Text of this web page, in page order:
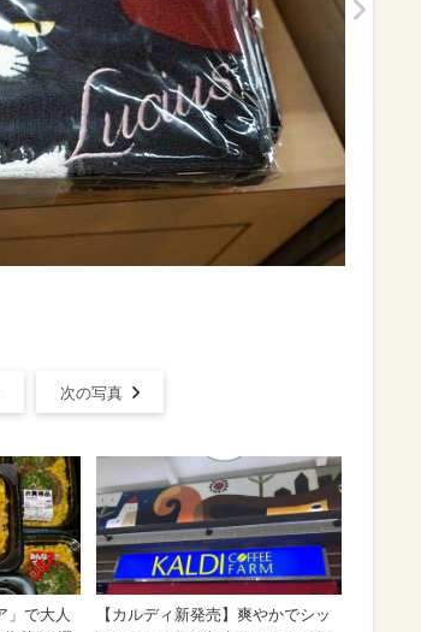
次の写真